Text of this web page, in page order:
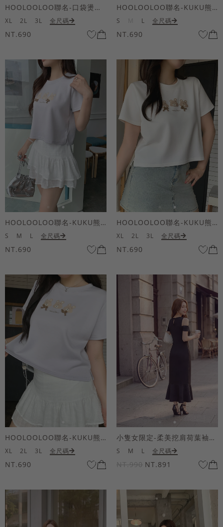
HOOLOOLOO聯名-口袋燙金KUKU熊短袖上衣
XL 2L 3L 全尺碼
NT.690
HOOLOOLOO聯名-KUKU熊蝴蝶結短袖上衣
S L 全尺碼
NT.690
HOOLOOLOO聯名-KUKU熊蝴蝶結短袖上衣
S M L 全尺碼
NT.690
HOOLOOLOO聯名-KUKU熊蝴蝶結短袖上衣
XL 2L 3L 全尺碼
NT.690
HOOLOOLOO聯名-KUKU熊蝴蝶結短袖上衣
XL 2L 3L 全尺碼
NT.690
小隻女限定-柔美挖肩荷葉袖魚尾長洋裝
S M L 全尺碼
NT.990 NT.891